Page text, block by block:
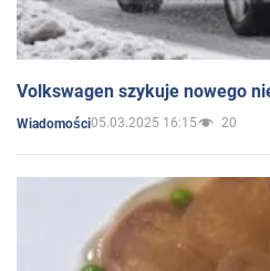
Volkswagen szykuje nowego
Wiadomości05.03.2025 16:15 20